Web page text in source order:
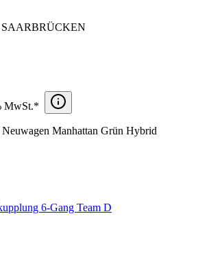
MwSt.*
6-Gang Team D